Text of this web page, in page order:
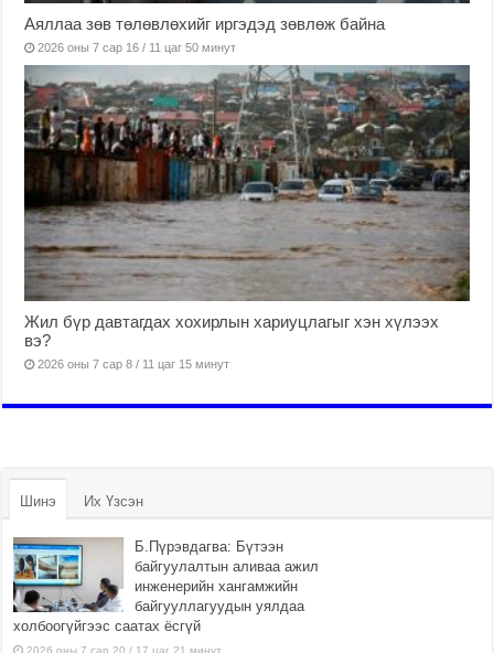
Аяллаа зөв төлөвлөхийг иргэдэд зөвлөж байна
2026 оны 7 сар 16 / 11 цаг 50 минут
Жил бүр давтагдах хохирлын хариуцлагыг хэн хүлээх
вэ?
2026 оны 7 сар 8 / 11 цаг 15 минут
Шинэ Их Үзсэн
Б.Пүрэвдагва: Бүтээн
байгуулалтын аливаа ажил
инженерийн хангамжийн
байгууллагуудын уялдаа
холбоогүйгээс саатах ёсгүй
2026 оны 7 сар 20 / 17 цаг 21 минут